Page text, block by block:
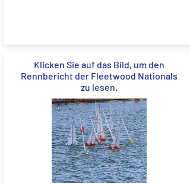
Klicken Sie auf das Bild, um den
Rennbericht der Fleetwood Nationals
zu lesen.